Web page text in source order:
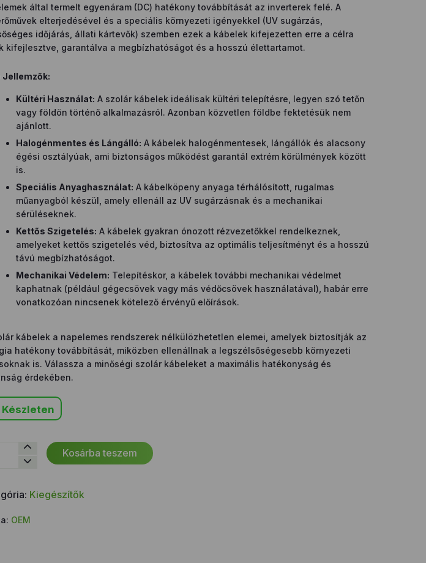
által termelt egyenáram (DC) hatékony továbbítását az inverterek felé. A
elterjedésével és a speciális környezeti igényekkel (UV sugárzás,
időjárás, állati kártevők) szemben ezek a kábelek kifejezetten erre a célra
kifejlesztve, garantálva a megbízhatóságot és a hosszú élettartamot.
Jellemzők:
Kültéri Használat: A szolár kábelek ideálisak kültéri telepítésre, legyen szó tetőn
vagy földön történő alkalmazásról. Azonban közvetlen földbe fektetésük nem
ajánlott.
Halogénmentes és Lángálló: A kábelek halogénmentesek, lángállók és alacsony
égési osztályúak, ami biztonságos működést garantál extrém körülmények között
is.
Speciális Anyaghasználat: A kábelköpeny anyaga térhálósított, rugalmas
műanyagból készül, amely ellenáll az UV sugárzásnak és a mechanikai
sérüléseknek.
Kettős Szigetelés: A kábelek gyakran ónozott rézvezetőkkel rendelkeznek,
amelyeket kettős szigetelés véd, biztosítva az optimális teljesítményt és a hosszú
távú megbízhatóságot.
Mechanikai Védelem: Telepítéskor, a kábelek további mechanikai védelmet
kaphatnak (például gégecsövek vagy más védőcsövek használatával), habár erre
vonatkozóan nincsenek kötelező érvényű előírások.
kábelek a napelemes rendszerek nélkülözhetetlen elemei, amelyek biztosítják az
hatékony továbbítását, miközben ellenállnak a legszélsőségesebb környezeti
is. Válassza a minőségi szolár kábeleket a maximális hatékonyság és
érdekében.
Készleten
Kosárba teszem
Kiegészítők
OEM